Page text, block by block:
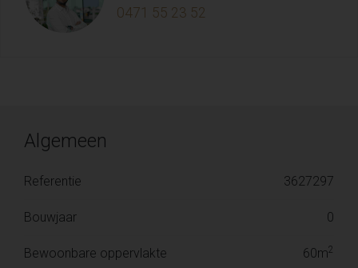
0471 55 23 52
Algemeen
Referentie 3627297
Bouwjaar 0
Bewoonbare oppervlakte 60m2